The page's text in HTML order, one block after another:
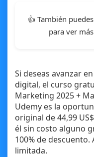
👍 También
para ver
Si deseas avanzar
digital, el curso
Marketing 2025 +
Udemy es la
original de 44,99
él sin costo alguno
100% de
limitada.